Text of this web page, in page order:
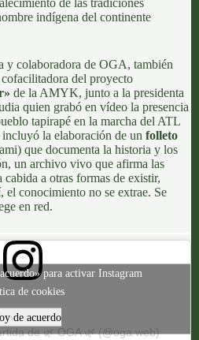
de las tradiciones
indígena del continente
y colaboradora de OGA, también
del proyecto
de la AMYK, junto a la presidenta
quien grabó en vídeo la presencia
tapirapé en la marcha del ATL
la elaboración de un folleto
que documenta la historia y los
un archivo vivo que afirma las
a otras formas de existir,
conocimiento no se extrae. Se
en red.
de 🌿 OGA 🌿 (@oga.web)
para activar Instagram
de cookies
de acuerdo